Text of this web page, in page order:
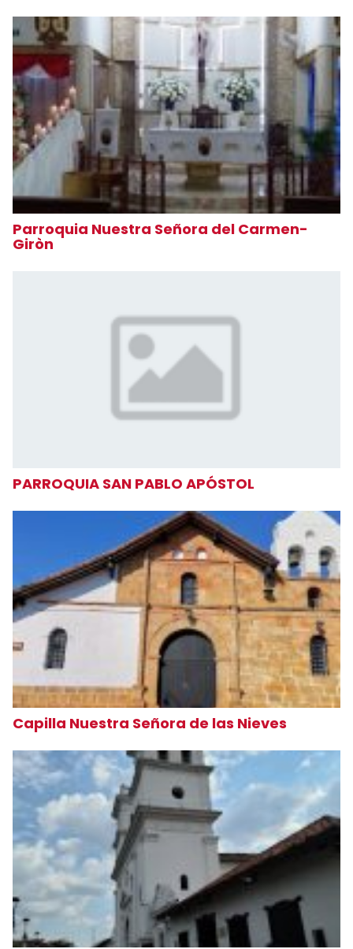
Parroquia Nuestra Señora del Carmen-
Giròn
PARROQUIA SAN PABLO APÓSTOL
Capilla Nuestra Señora de las Nieves